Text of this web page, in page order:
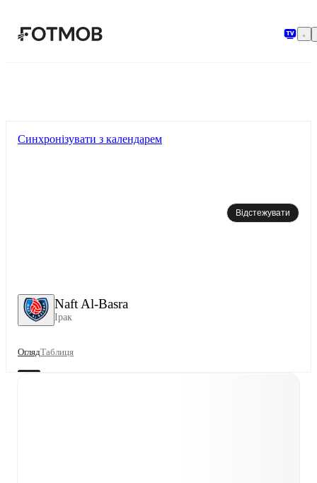
Naft Al-Basra
Ірак
Синхронізувати з календарем
Відстежувати
ОглядТаблиця